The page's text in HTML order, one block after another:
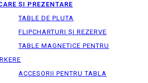
ȘI PREZENTARE
TABLE DE PLUTA
FLIPCHARTURI ȘI REZERVE
TABLE MAGNETICE PENTRU
ACCESORII PENTRU TABLA